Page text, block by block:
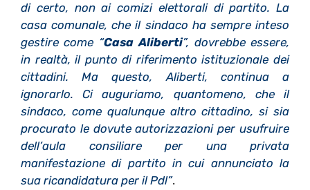
di certo, non ai comizi elettorali di partito. La
casa comunale, che il sindaco ha sempre inteso
gestire come “Casa Aliberti”, dovrebbe essere,
in realtà, il punto di riferimento istituzionale dei
cittadini. Ma questo, Aliberti, continua a
ignorarlo. Ci auguriamo, quantomeno, che il
sindaco, come qualunque altro cittadino, si sia
procurato le dovute autorizzazioni per usufruire
dell’aula consiliare per una privata
manifestazione di partito in cui annunciato la
sua ricandidatura per il Pdl”.